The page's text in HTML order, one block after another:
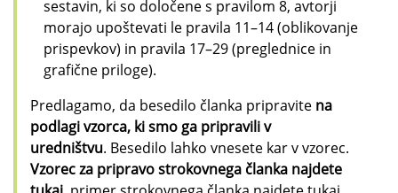
sestavin, ki so določene s pravilom 8, avtorji
morajo upoštevati le pravila 11–14 (oblikovanje
prispevkov) in pravila 17–29 (preglednice in
grafične priloge).
Predlagamo, da besedilo članka pripravite na
podlagi vzorca, ki smo ga pripravili v
uredništvu. Besedilo lahko vnesete kar v vzorec.
Vzorec za pripravo strokovnega članka najdete